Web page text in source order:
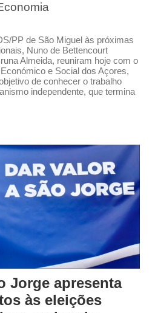
PP de São Miguel às próximas
Nuno de Bettencourt
Almeida, reuniram hoje com o
e Social dos Açores,
de conhecer o trabalho
independente, que termina
Jorge apresenta
às eleições